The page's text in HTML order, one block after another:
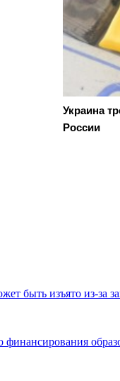
Украина
России
быть изъято из-за